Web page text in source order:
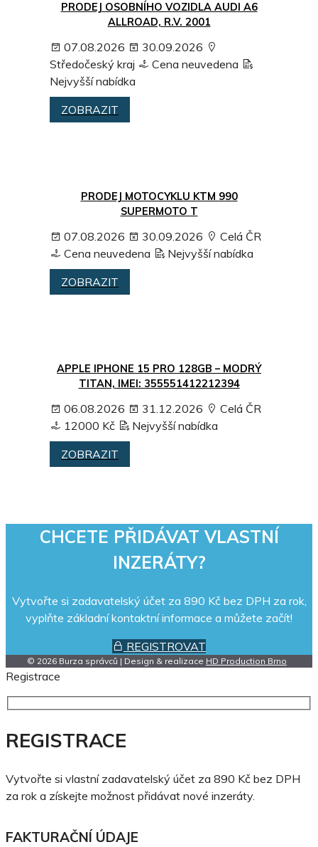
PRODEJ OSOBNÍHO VOZIDLA AUDI A6
ALLROAD, R.V. 2001
07.08.2026
30.09.2026
Středočeský kraj
Cena neuvedena
Nejvyšší nabídka
ZOBRAZIT
PRODEJ MOTOCYKLU KTM 990
SUPERMOTO T
07.08.2026 30.09.2026
Celá ČR
Cena neuvedena
Nejvyšší nabídka
ZOBRAZIT
APPLE IPHONE 15 PRO 128GB – MODRÝ
TITAN, IMEI: 355551412212394
06.08.2026 31.12.2026
Celá ČR
12000 Kč
Nejvyšší nabídka
ZOBRAZIT
CHCETE PŘIDÁVAT VLASTNÍ
INZERÁTY?
Vytvořte si zadavatelský účet za 890 Kč bez DPH za rok,
vyplňte základní kontaktní informace a můžete začít!
REGISTROVAT
© 2026 Burza správců | Design & realizace HD Production Brno
Registrace
REGISTRACE
Vytvořte si vlastní zadavatelský účet za 890 Kč bez DPH
za rok a získejte možnost přidávat nové inzeráty.
FAKTURAČNÍ ÚDAJE